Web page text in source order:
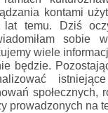
kontami
temu. Dziś
sobie
wiele
będzie.
społecznych,
prowadzonych na